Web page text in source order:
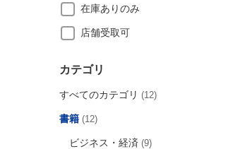
在庫ありのみ
店舗受取可
カテゴリ
すべてのカテゴリ (12)
書籍 (12)
ビジネス・経済 (9)